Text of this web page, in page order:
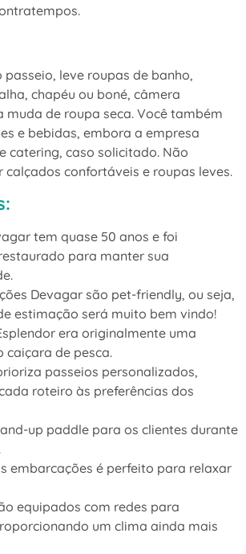
leve roupas de banho,
chapéu ou boné, câmera
de roupa seca. Você também
e bebidas, embora a empresa
catering, caso solicitado. Não
calçados confortáveis e roupas leves.
tem quase 50 anos e foi
para manter sua
Devagar são pet-friendly, ou seja,
estimação será muito bem vindo!
era originalmente uma
caiçara de pesca.
passeios personalizados,
roteiro às preferências dos
up paddle para os clientes durante
embarcações é perfeito para relaxar
equipados com redes para
um clima ainda mais